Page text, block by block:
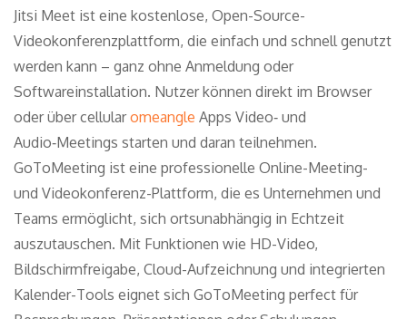
Jitsi Meet ist eine kostenlose, Open-Source-
Videokonferenzplattform, die einfach und schnell genutzt
werden kann – ganz ohne Anmeldung oder
Softwareinstallation. Nutzer können direkt im Browser
oder über cellularomeangle Apps Video‑ und
Audio‑Meetings starten und daran teilnehmen.
GoToMeeting ist eine professionelle Online-Meeting-
und Videokonferenz-Plattform, die es Unternehmen und
Teams ermöglicht, sich ortsunabhängig in Echtzeit
auszutauschen. Mit Funktionen wie HD-Video,
Bildschirmfreigabe, Cloud-Aufzeichnung und integrierten
Kalender-Tools eignet sich GoToMeeting perfect für